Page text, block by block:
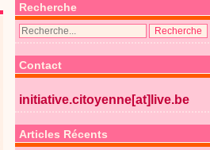
Recherche
Contact
initiative.citoyenne[at]live.be
Articles Récents